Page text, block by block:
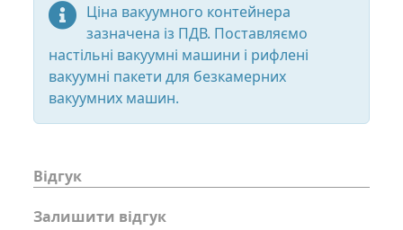
Ціна вакуумного контейнера
зазначена із ПДВ. Поставляємо
настільні вакуумні машини і рифлені
вакуумні пакети для безкамерних
вакуумних машин.
Відгук
Залишити відгук